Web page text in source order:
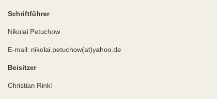
Schriftführer
Nikolai Petuchow
E-mail: nikolai.petuchow(at)yahoo.de
Beisitzer
Christian Rinkl